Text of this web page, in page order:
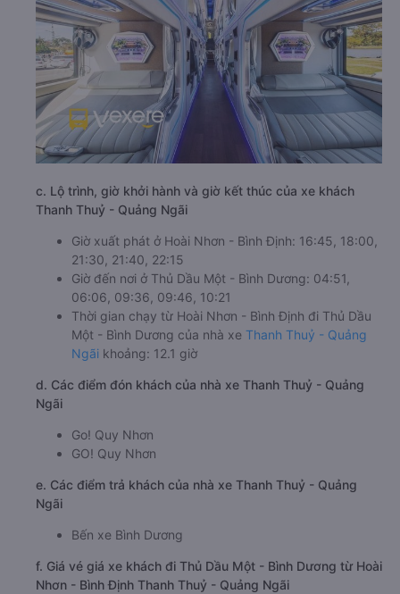
c. Lộ trình, giờ khởi hành và giờ kết thúc của xe khách
Thanh Thuỷ - Quảng Ngãi
Giờ xuất phát ở Hoài Nhơn - Bình Định: 16:45, 18:00,
21:30, 21:40, 22:15
Giờ đến nơi ở Thủ Dầu Một - Bình Dương: 04:51,
06:06, 09:36, 09:46, 10:21
Thời gian chạy từ Hoài Nhơn - Bình Định đi Thủ Dầu
Một - Bình Dương của nhà xe Thanh Thuỷ - Quảng
Ngãi khoảng: 12.1 giờ
d. Các điểm đón khách của nhà xe Thanh Thuỷ - Quảng
Ngãi
Go! Quy Nhơn
GO! Quy Nhơn
e. Các điểm trả khách của nhà xe Thanh Thuỷ - Quảng
Ngãi
Bến xe Bình Dương
f. Giá vé giá xe khách đi Thủ Dầu Một - Bình Dương từ Hoài
Nhơn - Bình Định Thanh Thuỷ - Quảng Ngãi